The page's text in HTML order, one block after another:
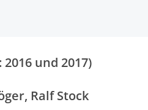
2016 und 2017)
Ralf Stock